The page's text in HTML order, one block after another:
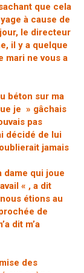
que cela
à cause de
le directeur
il y a quelque
mari ne vous a
béton sur ma
je » gâchais
pas
décidé de lui
jamais
dame qui joue
« , a dit
étions au
de
dit m’a
des